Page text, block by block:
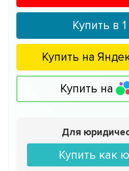
Купить в
Купить на
Купить на
Для
Купить как